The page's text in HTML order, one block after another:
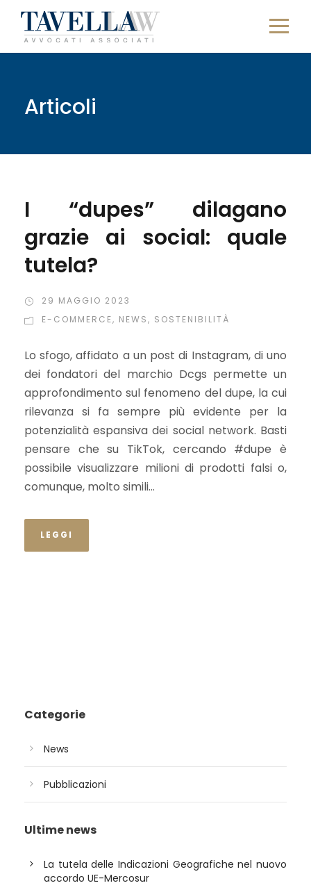
Articoli
I “dupes” dilagano
grazie ai social: quale
tutela?
29 MAGGIO 2023
E-COMMERCE, NEWS, SOSTENIBILITÀ
Lo sfogo, affidato a un post di Instagram, di uno
dei fondatori del marchio Dcgs permette un
approfondimento sul fenomeno del dupe, la cui
rilevanza si fa sempre più evidente per la
potenzialità espansiva dei social network. Basti
pensare che su TikTok, cercando #dupe è
possibile visualizzare milioni di prodotti falsi o,
comunque, molto simili...
LEGGI
Categorie
News
Pubblicazioni
Ultime news
La tutela delle Indicazioni Geografiche nel nuovo
accordo UE-Mercosur